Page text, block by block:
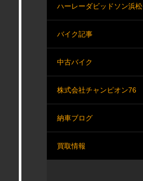
ハーレーダビッドソン浜松
バイク記事
中古バイク
株式会社チャンピオン76
納車ブログ
買取情報